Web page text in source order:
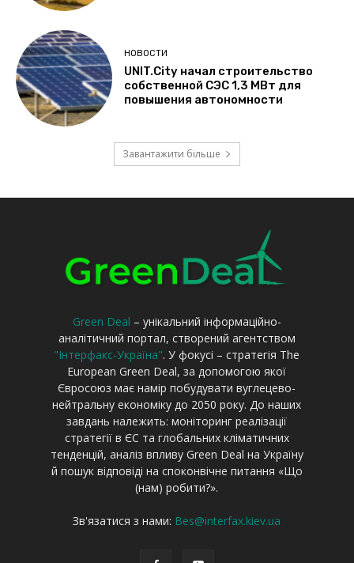
Green Deal – унікальний інформаційно-
аналітичний портал, створений агентством
"Інтерфакс-Україна". У фокусі – стратегія The
European Green Deal, за допомогою якої
Євросоюз має намір побудувати вуглецево-
нейтральну економіку до 2050 року. До наших
завдань належить: моніторинг реалізації
стратегії в ЄС та глобальних кліматичних
тенденцій, аналіз впливу Green Deal на Україну
й пошук відповіді на споконвічне питання «Що
(нам) робити?».
Зв'язатися з нами: Bes@interfax.kiev.ua